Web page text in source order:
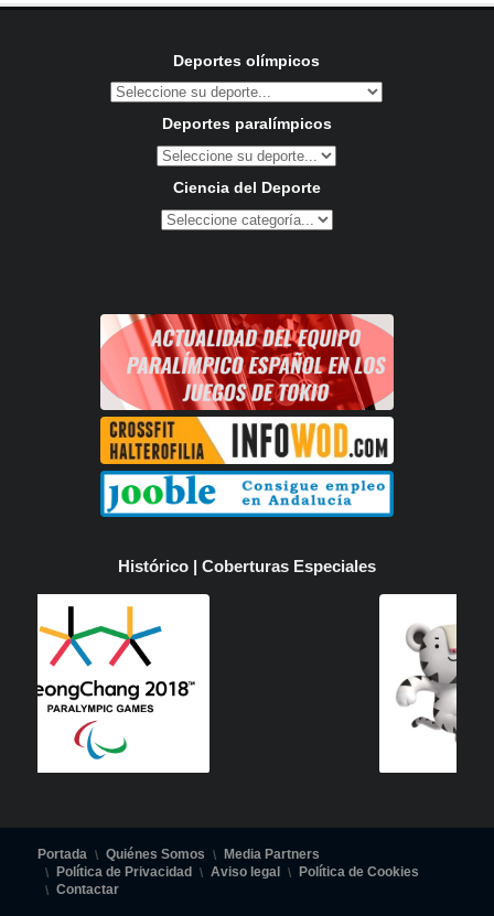
Deportes olímpicos
Deportes paralímpicos
Ciencia del Deporte
Histórico | Coberturas Especiales
Portada Quiénes Somos
Media Partners
Política de Privacidad
Aviso legal
Política de Cookies
Contactar